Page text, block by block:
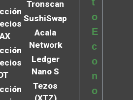
Tronscan
SushiSwap
Acala
Network
Ledger
Nano S
Tezos
(XTZ)
o
E
c
o
n
o